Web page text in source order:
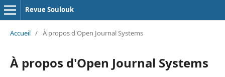
Revue Soulouk
Accueil / À propos d'Open Journal Systems
À propos d'Open Journal Systems